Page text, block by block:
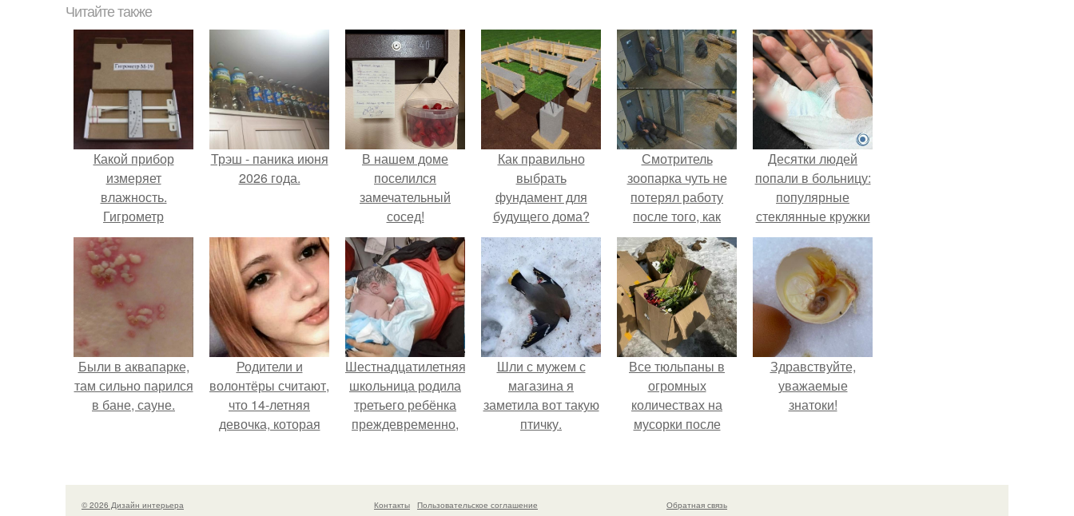
Читайте также
Какой прибор
измеряет
влажность.
Гигрометр
Трэш - паника июня
2026 года.
В нашем доме
поселился
замечательный
сосед!
Как правильно
выбрать
фундамент для
будущего дома?
Смотритель
зоопарка чуть не
потерял работу
после того, как
камеры заметили,
как он ночью
пробирается в
вольер к горилле.
Десятки людей
попали в больницу:
популярные
стеклянные кружки
с двойными
стенками
взрываются при
мытье.
Были в аквапарке,
там сильно парился
в бане, сауне.
Родители и
волонтёры считают,
что 14-летняя
девочка, которая
Дронов в Туапсе,
Шестнадцатилетняя
школьница родила
третьего ребёнка
преждевременно,
Шли с мужем с
магазина я
заметила вот такую
птичку.
Все тюльпаны в
огромных
количествах на
мусорки после
Здравствуйте,
уважаемые
знатоки!
© 2026 Дизайн интерьера Контакты Пользовательское соглашение Обратная связь